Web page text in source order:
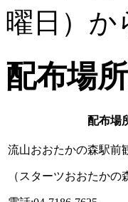
曜日）か
配布場
配布場
流山おおたかの森駅前
（スターツおおたか